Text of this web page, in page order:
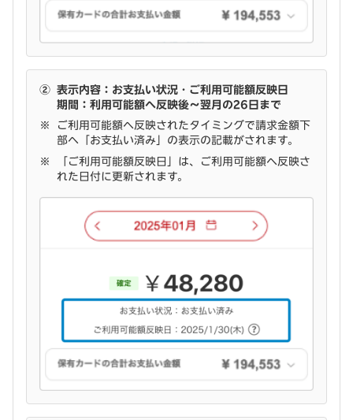
② 表示内容：お支払い状況・ご利用可能額反映日
期間：利用可能額へ反映後～翌月の26日まで
ご利用可能額へ反映されたタイミングで請求金額下
部へ「お支払い済み」の表示の記載がされます。
「ご利用可能額反映日」は、ご利用可能額へ反映さ
れた日付に更新されます。